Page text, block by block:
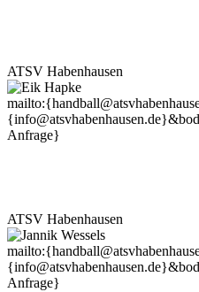
ATSV Habenhausen
Anfrage}
ATSV Habenhausen
Anfrage}